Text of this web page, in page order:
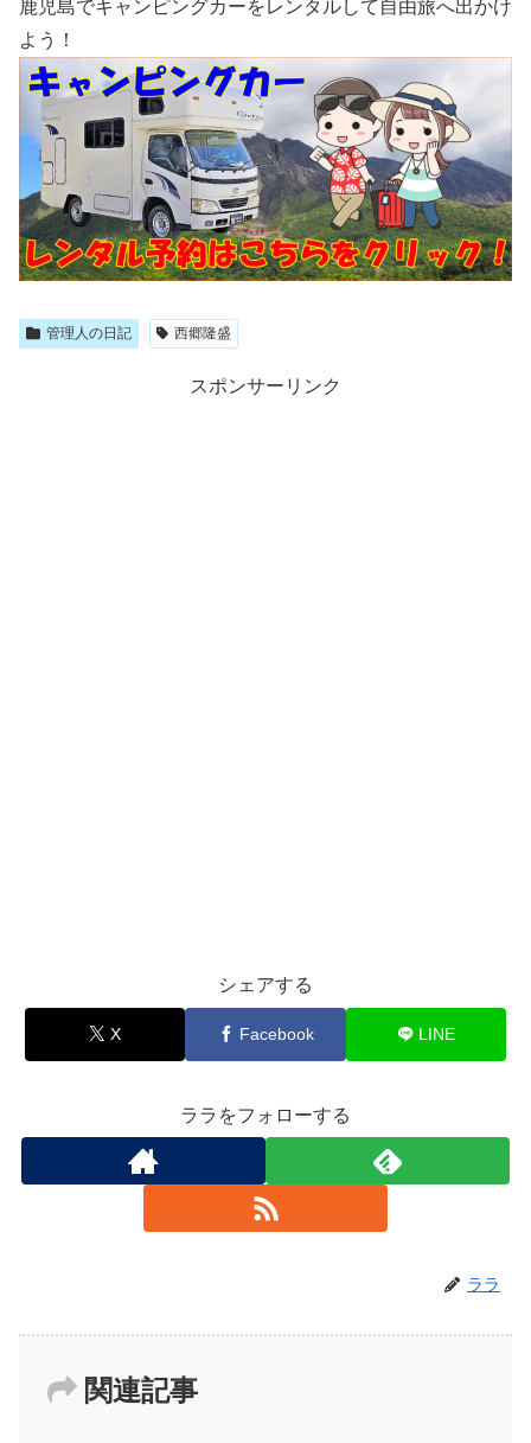
鹿児島でキャンピングカーをレンタルして自由旅へ出かけ
よう！
管理人の日記 西郷隆盛
スポンサーリンク
シェアする
X Facebook LINE
ララをフォローする
ララ
関連記事